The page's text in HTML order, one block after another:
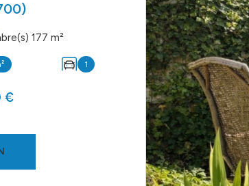
Villa 5 pièce(s) 3 chambre(s) 177 m²
1
€